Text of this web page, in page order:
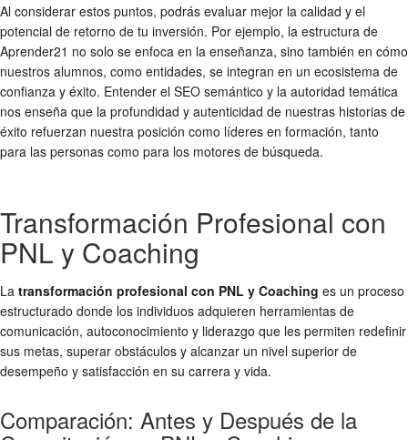
Al considerar estos puntos, podrás evaluar mejor la calidad y el
potencial de retorno de tu inversión. Por ejemplo, la estructura de
Aprender21 no solo se enfoca en la enseñanza, sino también en cómo
nuestros alumnos, como entidades, se integran en un ecosistema de
confianza y éxito. Entender el SEO semántico y la autoridad temática
nos enseña que la profundidad y autenticidad de nuestras historias de
éxito refuerzan nuestra posición como líderes en formación, tanto
para las personas como para los motores de búsqueda.
Transformación Profesional con
PNL y Coaching
La transformación profesional con PNL y Coaching es un proceso
estructurado donde los individuos adquieren herramientas de
comunicación, autoconocimiento y liderazgo que les permiten redefinir
sus metas, superar obstáculos y alcanzar un nivel superior de
desempeño y satisfacción en su carrera y vida.
Comparación: Antes y Después de la